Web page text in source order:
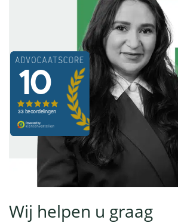
Wij helpen u graag